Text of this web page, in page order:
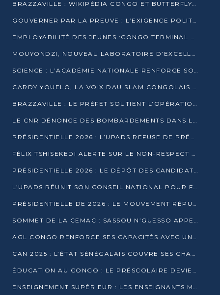
BRAZZAVILLE : WIKIPÉDIA CONGO ET BUTTERFLY SCELLENT UN PARTENARIAT POUR STRUCTURER LE BÉNÉVOLAT NUMÉRIQUE
GOUVERNER PAR LA PREUVE : L’EXIGENCE POLITIQUE DU XXIᵉ SIÈCLE
EMPLOYABILITÉ DES JEUNES :CONGO TERMINAL S’ALLIE À L’ESCIC POUR RAPPROCHER L’ÉCOLE DU TERRAIN
MOUYONDZI, NOUVEAU LABORATOIRE D’EXCELLENCE PÉDAGOGIQUE AVEC L’ENFICE
SCIENCE : L’ACADÉMIE NATIONALE RENFORCE SON ÉQUIPE ET TRACE SA FEUILLE DE ROUTE 2026
CARDY YOUELO, LA VOIX DAU SLAM CONGOLAIS QUI INTERPELLE LE MONDE
BRAZZAVILLE : LE PRÉFET SOUTIENT L’OPÉRATION « ZÉRO KULUNA » ET APPELLE À LA VIGILANCE CITOYENNE
LE CNR DÉNONCE DES BOMBARDEMENTS DANS LE POOL ET ACCUSE LE GOUVERNEMENT
PRÉSIDENTIELLE 2026 : L’UPADS REFUSE DE PRÉSENTER UN CANDIDAT ET DÉNONCE UN PROCESSUS NON CRÉDIBLE
FÉLIX TSHISEKEDI ALERTE SUR LE NON-RESPECT DES ENGAGEMENTS DE PAIX APRÈS SA RENCONTRE AVEC D. SASSOU-NGUESSO
PRÉSIDENTIELLE 2026 : LE DÉPÔT DES CANDIDATURES OUVERT DU 29 JANVIER AU 12 FÉVRIER
L’UPADS RÉUNIT SON CONSEIL NATIONAL POUR FIXER SA LIGNE POLITIQUE À DEUX MOIS DE LA PRÉSIDENTIELLE
PRÉSIDENTIELLE DE 2026 : LE MOUVEMENT RÉPUBLICAIN DÉNONCE UNE CONVOCATION ÉLECTORALE « OPAQUE ET PRÉCIPITÉE »
SOMMET DE LA CEMAC : SASSOU N’GUESSO APPELLE À LA VIGILANCE FACE AUX RISQUES ÉCONOMIQUES
AGL CONGO RENFORCE SES CAPACITÉS AVEC UNE GRUE DE 250 TONNES
CAN 2025 : L’ÉTAT SÉNÉGALAIS COUVRE SES CHAMPIONS D’AFRIQUE DE RÉCOMPENSES EXCEPTIONNELLES
ÉDUCATION AU CONGO : LE PRÉSCOLAIRE DEVIENT OBLIGATOIRE, LE BTS CONSACRÉ DIPLÔME D’ÉTAT
ENSEIGNEMENT SUPÉRIEUR : LES ENSEIGNANTS MAINTIENNENT LA GRÈVE ET EXIGENT UN ACCORD ÉCRIT AVEC L’ÉTAT